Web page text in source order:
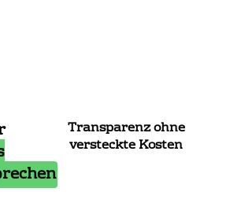
Transparenz ohne
versteckte Kosten